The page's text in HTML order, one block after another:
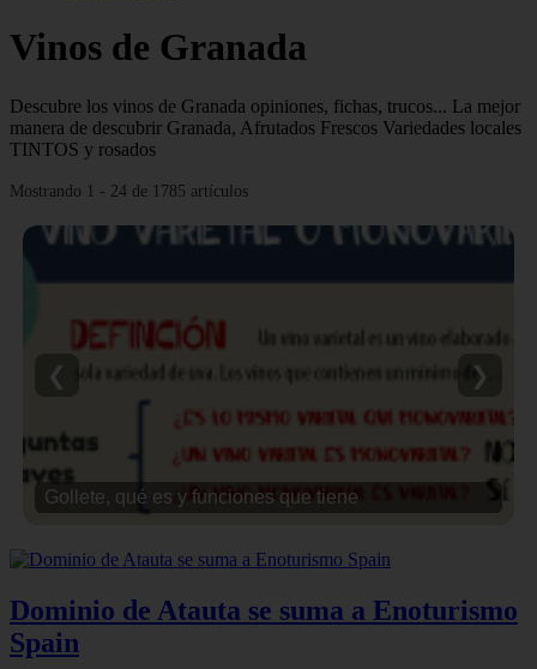
Vinos de Granada
Descubre los vinos de Granada opiniones, fichas, trucos... La mejor
manera de descubrir Granada, Afrutados Frescos Variedades locales
TINTOS y rosados
Mostrando 1 - 24 de 1785 artículos
Gollete, qué es y funciones que tiene
❮ ❯
Dominio de Atauta se suma a Enoturismo
Spain